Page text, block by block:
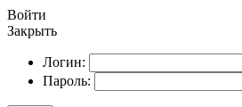
Войти
Закрыть
Логин:
Пароль: